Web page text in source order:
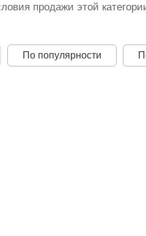
продажи этой
и брендами, список
цен. Причем здесь
По популярности